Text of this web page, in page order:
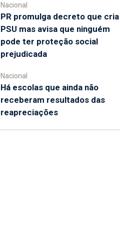
Nacional
PR promulga decreto que cria
PSU mas avisa que ninguém
pode ter proteção social
prejudicada
Nacional
Há escolas que ainda não
receberam resultados das
reapreciações